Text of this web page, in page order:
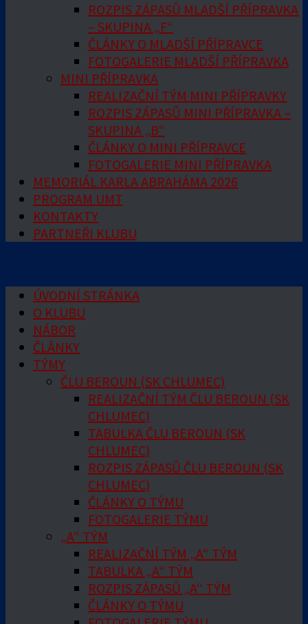
ROZPIS ZÁPASŮ MLADŠÍ PŘÍPRAVKA
– SKUPINA „F“
ČLÁNKY O MLADŠÍ PŘÍPRAVCE
FOTOGALERIE MLADŠÍ PŘÍPRAVKA
MINI PŘÍPRAVKA
REALIZAČNÍ TÝM MINI PŘÍPRAVKY
ROZPIS ZÁPASŮ MINI PŘÍPRAVKA –
SKUPINA „B“
ČLÁNKY O MINI PŘÍPRAVCE
FOTOGALERIE MINI PŘÍPRAVKA
MEMORIÁL KARLA ABRAHÁMA 2026
PROGRAM UMT
KONTAKTY
PARTNEŘI KLUBU
ÚVODNÍ STRÁNKA
O KLUBU
NÁBOR
ČLÁNKY
TÝMY
ČLU BEROUN (SK CHLUMEC)
REALIZAČNÍ TÝM ČLU BEROUN (SK
CHLUMEC)
TABULKA ČLU BEROUN (SK
CHLUMEC)
ROZPIS ZÁPASŮ ČLU BEROUN (SK
CHLUMEC)
ČLÁNKY O TÝMU
FOTOGALERIE TÝMU
„A“ TÝM
REALIZAČNÍ TÝM „A“ TÝM
TABULKA „A“ TÝM
ROZPIS ZÁPASŮ „A“ TÝM
ČLÁNKY O TÝMU